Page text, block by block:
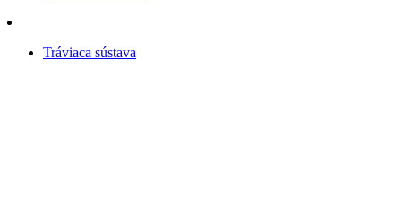
Tráviaca sústava